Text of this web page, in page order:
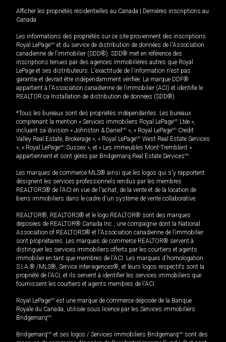
Afficher les propriétés résidentielles au Canada
Dernières inscriptions au
Canada
Les informations des propriétés sur ce site proviennent des inscriptions
Royal LePageMD et du service de distribution de données de l'Association
canadienne de l’immobilier (SDD®). SDD® met en référence des
inscriptions tenues par des agences immobilières autres que Royal
LePage et ses distributeurs. L'exactitude de l'information n'est pas
garantie et devrait être indépendamment vérifiée. La marque DDF®
appartient à l'Association canadienne de l’immobilier (ACI) et identifie le
REALTOR.ca Installation de distribution de données (SDD®).
*Tous les bureaux sont des propriétés indépendantes. Les bureaux
comprenant la mention « Services immobiliers Royal LePageMD Ltée »,
incluant sa division « Johnston & Daniel MD », « Royal LePageMD Credit
Valley Real Estate, Brokerage », « Royal LePageMD West Real Estate Services
», « Royal LePageMD Sussex », et « Les immeubles Mont-Tremblant »
appartiennent et sont gérés par Bridgemarq Real Estate ServicesMD.
Les marques de commerce MLS® ainsi que les logos qui s'y rapportent
désignent les services professionnels rendus par les membres
REALTORS® de l'ACI en vue de l'achat, de la vente et de la location de
biens immobiliers dans le cadre d'un système de vente collaborative.
REALTOR®, REALTORS® et le logo REALTOR® sont des marques
déposées de REALTOR® Canada Inc., une compagnie dont la National
Association of REALTORS® et l'Association canadienne de l’immobilier
sont propriétaires. Les marques de commerce REALTOR® servent à
distinguer les services immobiliers offerts par les courtiers et agents
immobilier en tant que membres de l'ACI. Les marques d'homologation
S.I.A.® /MLS®, Service inter-agences®, et leurs logos respectifs sont la
propriété de l'ACI, et ils servent à identifier les services immobiliers que
fournissent les courtiers et agents membres de l'ACI.
Royal LePageMD est une marque de commerce déposée de la Banque
Royale du Canada, utilisée sous licence par les Services immobiliers
BridgemarqMD.
BridgemarqMD et ses logos / Services immobiliers BridgemarqMD sont des